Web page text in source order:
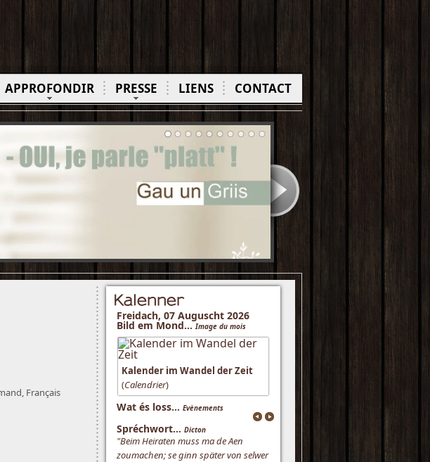
APPROFONDIR PRESSE LIENS CONTACT
Français
Kalenner
Freidach, 07 Auguscht 2026
Bild em Mond...Image du mois
Kalender im Wandel der Zeit
(Calendrier)
Wat és loss... Evènements
Spréchwort... Dicton
"Beim Heiraten muss ma de Aen
zoumachen; se ginn später von selwer